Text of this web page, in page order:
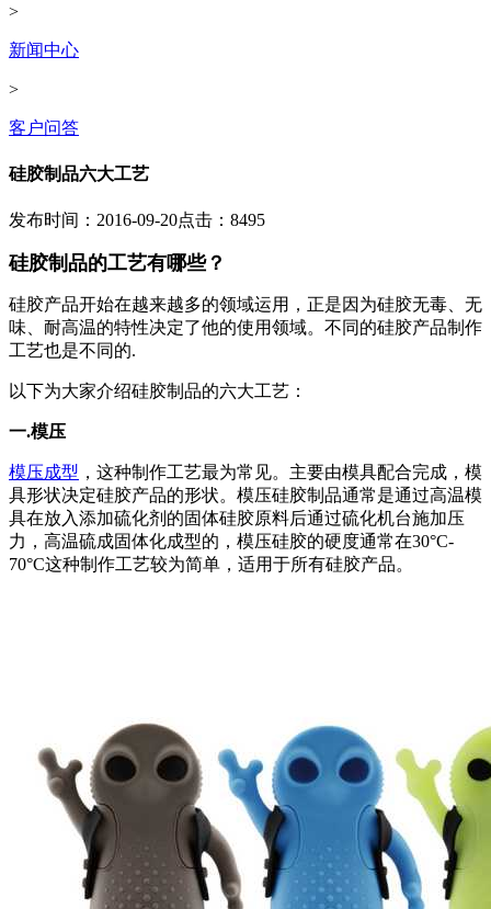
>
新闻中心
>
客户问答
硅胶制品六大工艺
发布时间：2016-09-20点击： 8495
硅胶制品的工艺有哪些？
硅胶产品开始在越来越多的领域运用，正是因为硅胶无毒、无
味、耐高温的特性决定了他的使用领域。不同的硅胶产品制作
工艺也是不同的.
以下为大家介绍硅胶制品的六大工艺：
一.模压
模压成型 ，这种制作工艺最为常见。主要由模具配合完成，模
具形状决定硅胶产品的形状。模压硅胶制品通常是通过高温模
具在放入添加硫化剂的固体硅胶原料后通过硫化机台施加压
力，高温硫成固体化成型的，模压硅胶的硬度通常在30°C-
70°C这种制作工艺较为简单，适用于所有硅胶产品。